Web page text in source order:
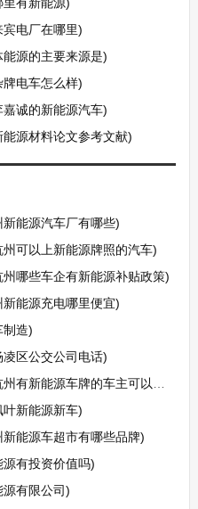
电厂在哪里)
源的主要来源是)
电车怎么样)
诚的新能源汽车)
源材料论文参考文献)
能源汽车厂有哪些)
可以上新能源牌照的汽车)
哪些车企有新能源补贴政策)
能源充电哪里便宜)
制造)
区公交公司电话)
源车牌的车主可以参加摇号吗)
新能源新车)
能源车超市有哪些品牌)
有投资价值吗)
有限公司)